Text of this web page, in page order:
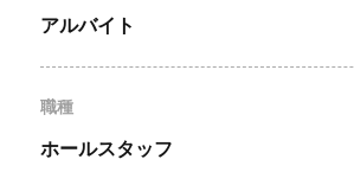
アルバイト
職種
ホールスタッフ